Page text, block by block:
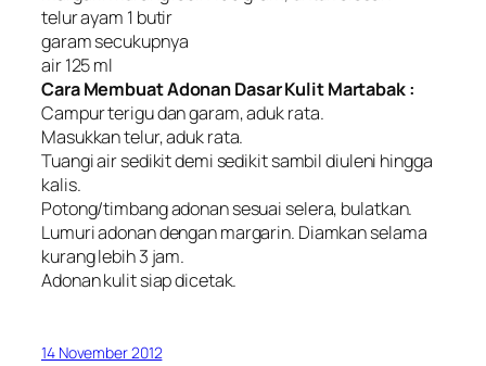
telur ayam 1 butir
garam secukupnya
air 125 ml
Cara Membuat Adonan Dasar Kulit Martabak :
Campur terigu dan garam, aduk rata.
Masukkan telur, aduk rata.
Tuangi air sedikit demi sedikit sambil diuleni hingga
kalis.
Potong/timbang adonan sesuai selera, bulatkan.
Lumuri adonan dengan margarin. Diamkan selama
kurang lebih 3 jam.
Adonan kulit siap dicetak.
14 November 2012